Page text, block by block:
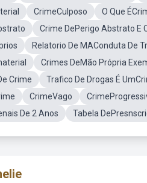
CrimeCulposo O Que
Crime DePerigo Abstrato E
Relatorio De MAConduta De
Crimes DeMão Própria
Crime
Trafico De Drogas É
CrimeVago
De 2 Anos
Tabela